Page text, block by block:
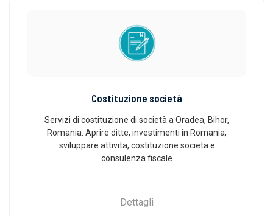
Costituzione società
Servizi di costituzione di società a Oradea, Bihor,
Romania. Aprire ditte, investimenti in Romania,
sviluppare attivita, costituzione societa e
consulenza fiscale
Dettagli